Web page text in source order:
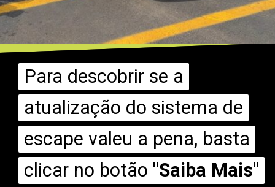
Para descobrir se a
atualização do sistema de
escape valeu a pena, basta
clicar no botão "Saiba Mais"
Para descobrir se a
atualização do sistema de
escape valeu a pena, basta
clicar no botão "Saiba Mais"